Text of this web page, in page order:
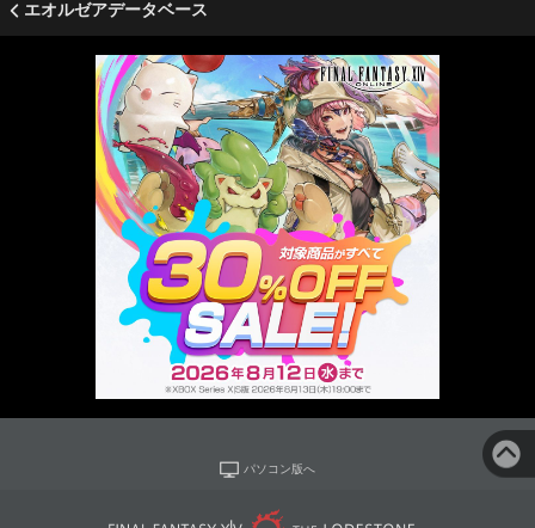
エオルゼアデータベース
パソコン版へ